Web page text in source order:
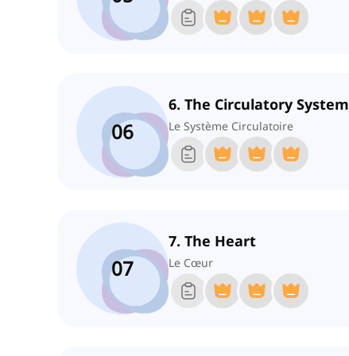
06
6. The Circulatory System
Le Système Circulatoire
07
7. The Heart
Le Cœur